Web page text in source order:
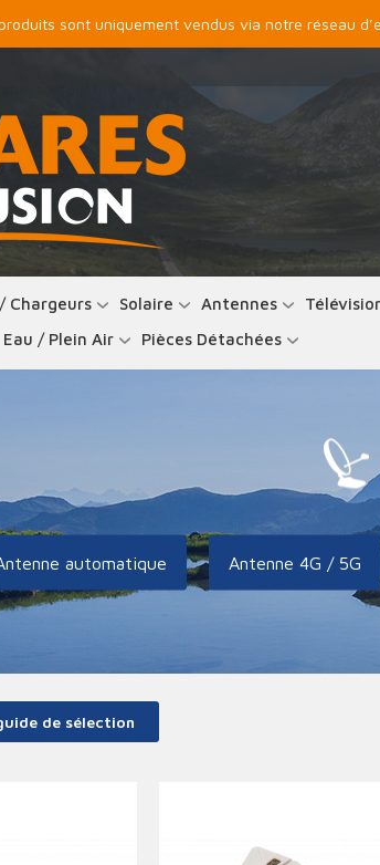
sont uniquement vendus via notre réseau
Chargeurs Solaire Antennes
Eau / Plein Air Pièces Détachées
automatique Antenne 4G / 5G
de sélection